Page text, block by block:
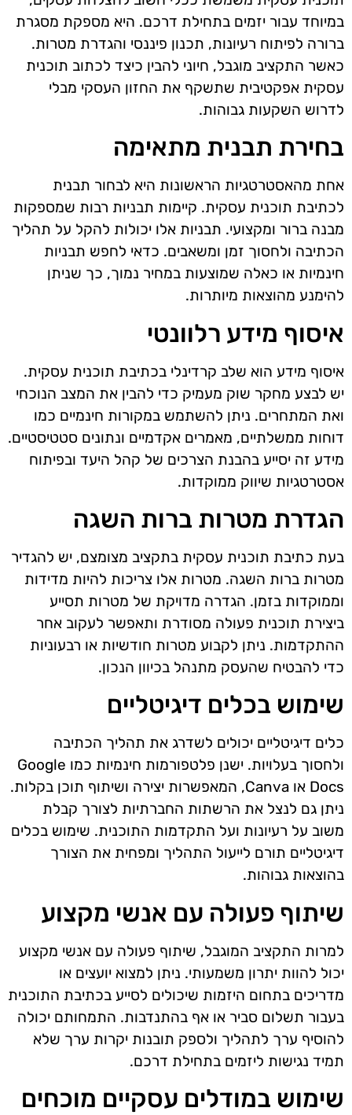
במיוחד עבור יזמים בתחילת דרכם. היא מספקת מסגרת
ברורה לפיתוח רעיונות, תכנון פיננסי והגדרת מטרות.
כאשר התקציב מוגבל, חיוני להבין כיצד לכתוב תוכנית
עסקית אפקטיבית שתשקף את החזון העסקי מבלי
לדרוש השקעות גבוהות.
בחירת תבנית מתאימה
אחת מהאסטרטגיות הראשונות היא לבחור תבנית
לכתיבת תוכנית עסקית. קיימות תבניות רבות שמספקות
מבנה ברור ומקצועי. תבניות אלו יכולות להקל על תהליך
הכתיבה ולחסוך זמן ומשאבים. כדאי לחפש תבניות
חינמיות או כאלה שמוצעות במחיר נמוך, כך שניתן
להימנע מהוצאות מיותרות.
איסוף מידע רלוונטי
איסוף מידע הוא שלב קרדינלי בכתיבת תוכנית עסקית.
יש לבצע מחקר שוק מעמיק כדי להבין את המצב הנוכחי
ואת המתחרים. ניתן להשתמש במקורות חינמיים כמו
דוחות ממשלתיים, מאמרים אקדמיים ונתונים סטטיסטיים.
מידע זה יסייע בהבנת הצרכים של קהל היעד ובפיתוח
אסטרטגיות שיווק ממוקדות.
הגדרת מטרות ברות השגה
בעת כתיבת תוכנית עסקית בתקציב מצומצם, יש להגדיר
מטרות ברות השגה. מטרות אלו צריכות להיות מדידות
וממוקדות בזמן. הגדרה מדויקת של מטרות תסייע
ביצירת תוכנית פעולה מסודרת ותאפשר לעקוב אחר
ההתקדמות. ניתן לקבוע מטרות חודשיות או רבעוניות
כדי להבטיח שהעסק מתנהל בכיוון הנכון.
שימוש בכלים דיגיטליים
כלים דיגיטליים יכולים לשדרג את תהליך הכתיבה
ולחסוך בעלויות. ישנן פלטפורמות חינמיות כמו Google
Docs או Canva, המאפשרות יצירה ושיתוף תוכן בקלות.
ניתן גם לנצל את הרשתות החברתיות לצורך קבלת
משוב על רעיונות ועל התקדמות התוכנית. שימוש בכלים
דיגיטליים תורם לייעול התהליך ומפחית את הצורך
בהוצאות גבוהות.
שיתוף פעולה עם אנשי מקצוע
למרות התקציב המוגבל, שיתוף פעולה עם אנשי מקצוע
יכול להוות יתרון משמעותי. ניתן למצוא יועצים או
מדריכים בתחום היזמות שיכולים לסייע בכתיבת התוכנית
בעבור תשלום סביר או אף בהתנדבות. התמחותם יכולה
להוסיף ערך לתהליך ולספק תובנות יקרות ערך שלא
תמיד נגישות ליזמים בתחילת דרכם.
שימוש במודלים עסקיים מוכחים